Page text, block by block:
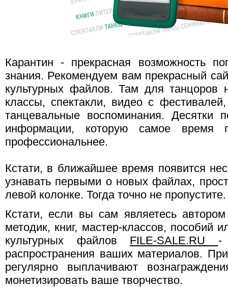
Карантин - прекрасная возможность
знания. Рекомендуем вам прекрасный
культурных файлов. Там для танцоров
классы, спектакли, видео с
танцевальные воспоминания. Десятки
информации, которую самое время
профессиональнее.
Кстати, в ближайшее время появится
узнавать первыми о новых файлах,
левой колонке. Тогда точно не пропустите.
Кстати, если вы сам являетесь
методик, книг, мастер-классов, пособий
культурных файлов FILE-SALE.RU -
распространения ваших материалов.
регулярно выплачивают
монетизировать ваше творчество.